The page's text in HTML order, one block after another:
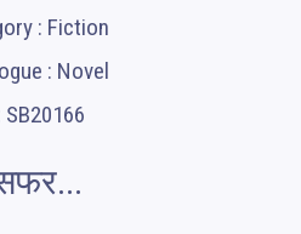
: Fiction
: Novel
SB20166